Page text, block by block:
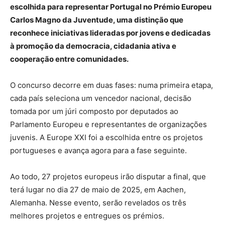
escolhida para representar Portugal no Prémio Europeu
Carlos Magno da Juventude, uma distinção que
reconhece iniciativas lideradas por jovens e dedicadas
à promoção da democracia, cidadania ativa e
cooperação entre comunidades.
O concurso decorre em duas fases: numa primeira etapa,
cada país seleciona um vencedor nacional, decisão
tomada por um júri composto por deputados ao
Parlamento Europeu e representantes de organizações
juvenis. A Europe XXI foi a escolhida entre os projetos
portugueses e avança agora para a fase seguinte.
Ao todo, 27 projetos europeus irão disputar a final, que
terá lugar no dia 27 de maio de 2025, em Aachen,
Alemanha. Nesse evento, serão revelados os três
melhores projetos e entregues os prémios.